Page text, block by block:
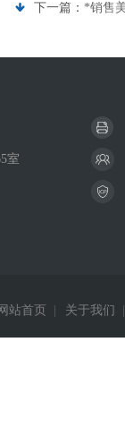
下一篇： *销售
室
站首页 关于我们